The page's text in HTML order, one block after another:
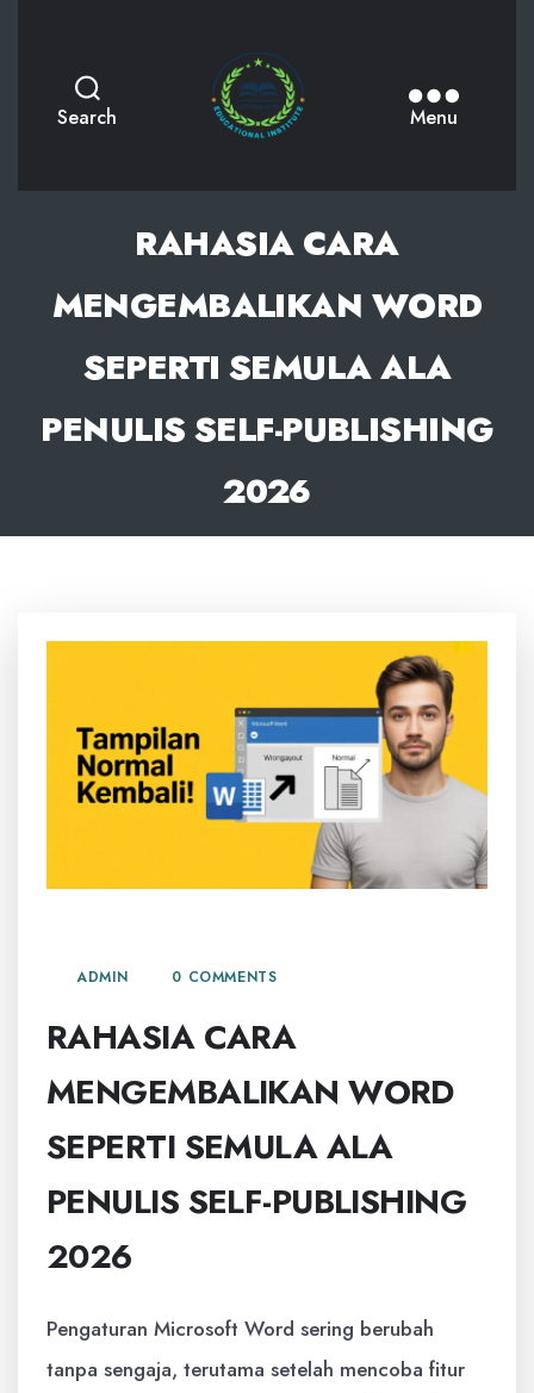
Search Menu
RAHASIA CARA
MENGEMBALIKAN WORD
SEPERTI SEMULA ALA
PENULIS SELF-PUBLISHING
2026
ADMIN 0 COMMENTS
RAHASIA CARA
MENGEMBALIKAN WORD
SEPERTI SEMULA ALA
PENULIS SELF-PUBLISHING
2026
Pengaturan Microsoft Word sering berubah
tanpa sengaja, terutama setelah mencoba fitur